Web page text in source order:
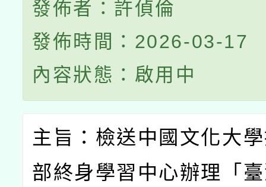
發佈者：許偵倫
發佈時間：2026-03-17
內容狀態：啟用中
主旨：檢送中國文化大
部終身學習中心辦理「